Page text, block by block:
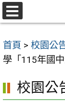
跳
至
要
內
區
選
單
首頁 > 校園公
學「115年國中
校園公